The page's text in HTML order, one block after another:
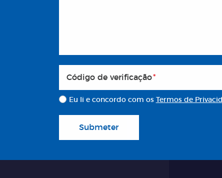
Código de verificação*
Eu li e concordo com os Termos de
Submeter